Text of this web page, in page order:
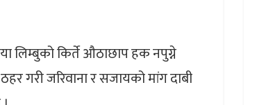
लिम्बुको किर्ते औठाछाप हक नपुग्ने
गरी जरिवाना र सजायको मांग दाबी